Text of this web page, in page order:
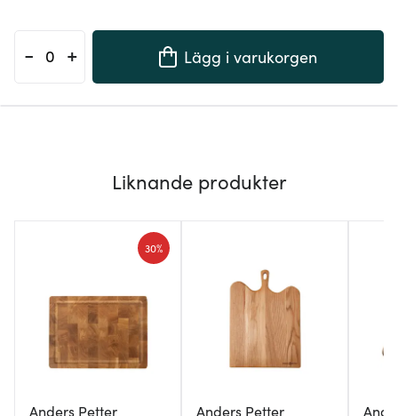
- + Lägg i varukorgen
Liknande produkter
Anders Petter
30%
Anders Petter